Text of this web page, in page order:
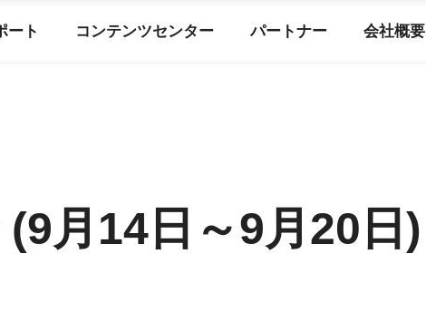
ート コンテンツセンター パートナー 会社概要
月14日～9月20日)